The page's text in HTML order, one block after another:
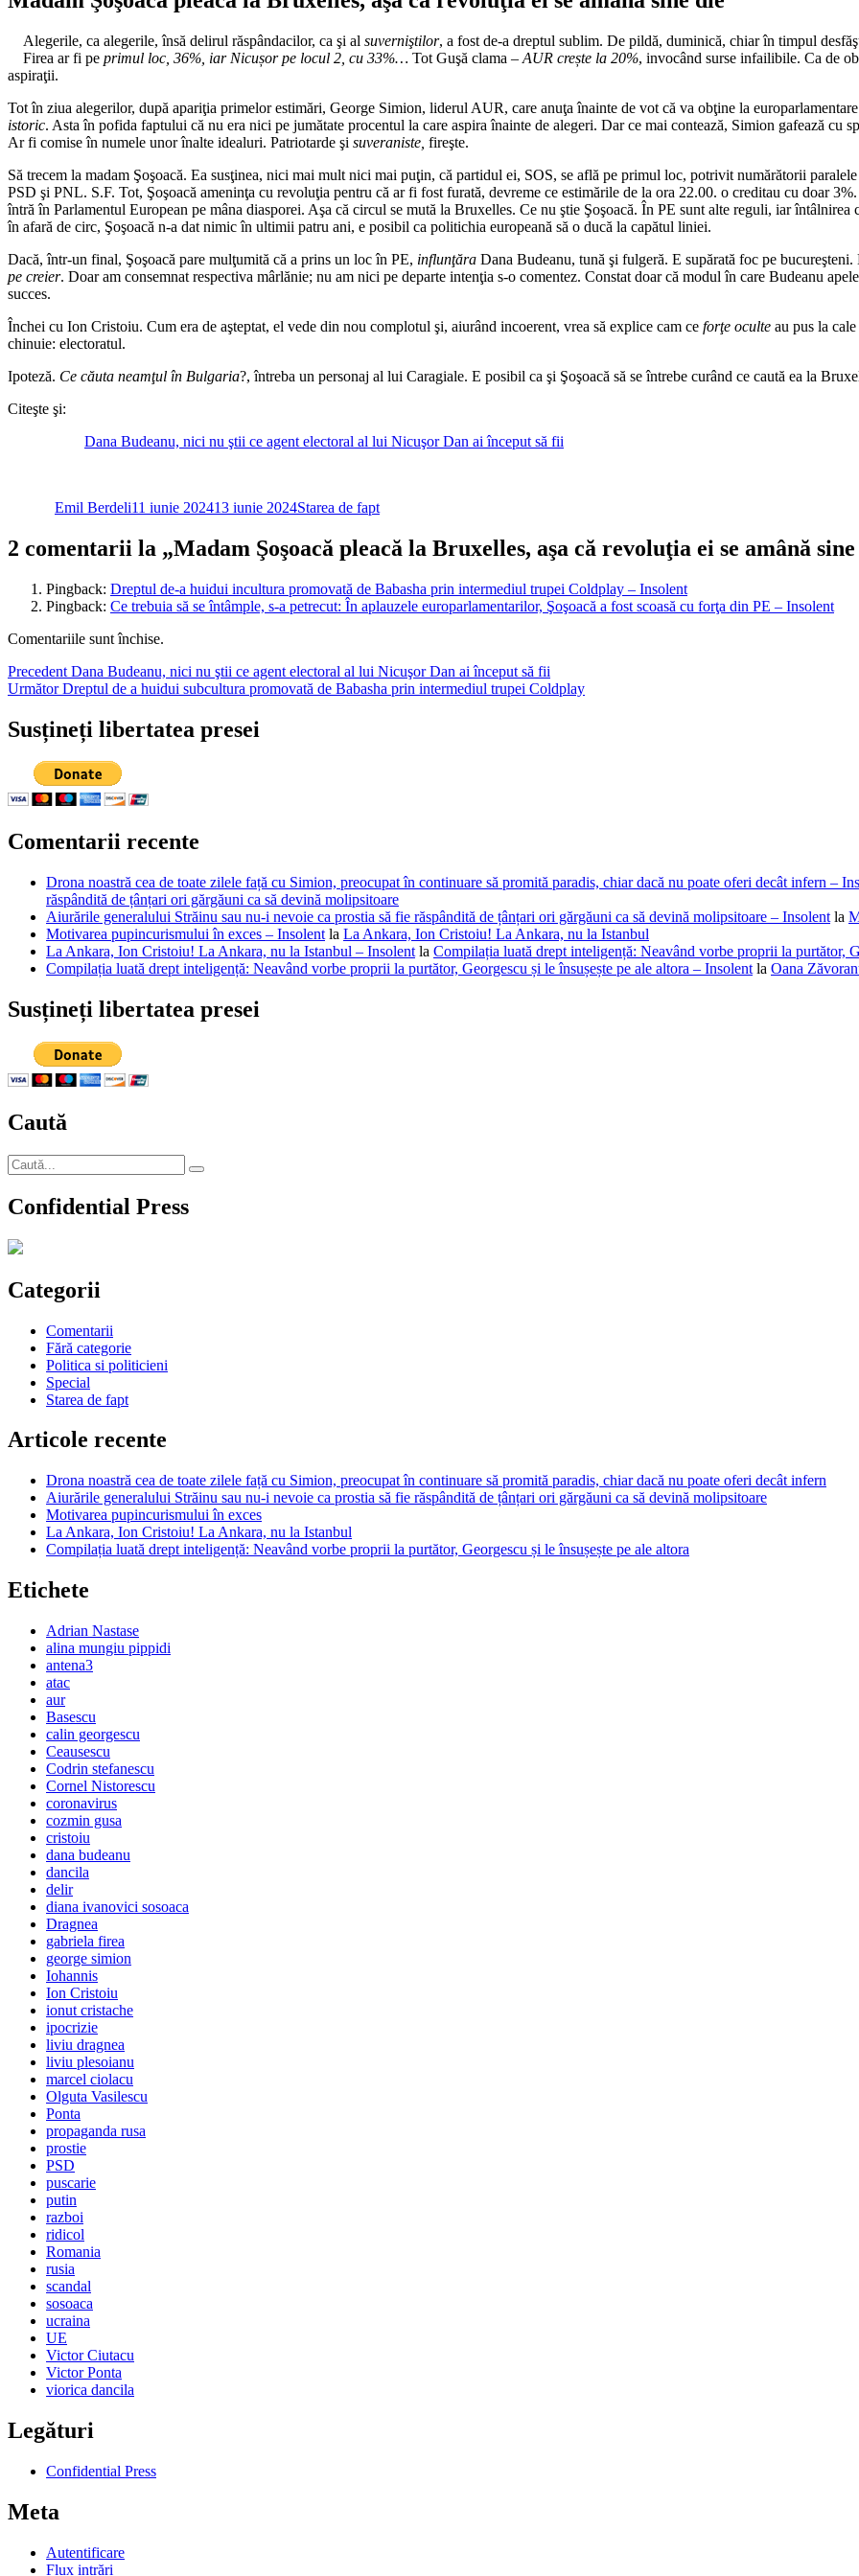
Alegerile, ca alegerile, însă delirul răspândacilor, ca şi al suverniştilor, a fost de-a dreptul sublim. De pildă, duminică, chiar în timpul
Firea ar fi pe primul loc, 36%, iar Nicușor pe locul 2, cu 33%… Tot Guşă clama – AUR crește la 20%, invocând surse infailibile. Ca de
aspiraţii.
Tot în ziua alegerilor, după apariţia primelor estimări, George Simion, liderul AUR, care anuţa înainte de vot că va obţine la
istoric. Asta în pofida faptului că nu era nici pe jumătate procentul la care aspira înainte de alegeri. Dar ce mai contează, Simion gafează cu
Ar fi comise în numele unor înalte idealuri. Patriotarde şi suveraniste, fireşte.
Să trecem la madam Şoşoacă. Ea susţinea, nici mai mult nici mai puţin, că partidul ei, SOS, se află pe primul loc, potrivit numărătorii
PSD şi PNL. S.F. Tot, Şoşoacă ameninţa cu revoluţia pentru că ar fi fost furată, devreme ce estimările de la ora 22.00. o creditau cu doar
întră în Parlamentul European pe mâna diasporei. Aşa că circul se mută la Bruxelles. Ce nu ştie Şoşoacă. În PE sunt alte reguli, iar
în afară de circ, Şoşoacă n-a dat nimic în ultimii patru ani, e posibil ca politichia europeană să o ducă la capătul liniei.
Dacă, într-un final, Şoşoacă pare mulţumită că a prins un loc în PE, influnţăra Dana Budeanu, tună şi fulgeră. E supărată foc pe
pe creier. Doar am consemnat respectiva mârlănie; nu am nici pe departe intenţia s-o comentez. Constat doar că modul în care Budeanu
succes.
Închei cu Ion Cristoiu. Cum era de aşteptat, el vede din nou complotul şi, aiurând incoerent, vrea să explice cam ce forţe oculte au pus la cale
chinuie: electoratul.
Ipoteză. Ce căuta neamţul în Bulgaria?, întreba un personaj al lui Caragiale. E posibil ca şi Şoşoacă să se întrebe curând ce caută ea la
Citeşte şi:
Dana Budeanu, nici nu ştii ce agent electoral al lui Nicuşor Dan ai început să fii
Emil Berdeli11 iunie 202413 iunie 2024Starea de fapt
2 comentarii la „Madam Şoşoacă pleacă la Bruxelles, aşa că revoluţia ei se amână
Pingback: Dreptul de-a huidui incultura promovată de Babasha prin intermediul trupei Coldplay – Insolent
Pingback: Ce trebuia să se întâmple, s-a petrecut: În aplauzele europarlamentarilor, Şoşoacă a fost scoasă cu forţa din PE – Insolent
Comentariile sunt închise.
Navigare
în
articole
Precedent Articolul
anterior:
Dana Budeanu, nici nu ştii ce agent electoral al lui Nicuşor Dan ai început să fii
Următor Articolul
Dreptul de a huidui subcultura promovată de Babasha prin intermediul trupei Coldplay
Susțineți libertatea presei
Comentarii recente
Drona noastră cea de toate zilele față cu Simion, preocupat în continuare să promită paradis, chiar dacă nu poate oferi decât infern –
răspândită de țânțari ori gărgăuni ca să devină molipsitoare
Aiurările generalului Străinu sau nu-i nevoie ca prostia să fie răspândită de țânțari ori gărgăuni ca să devină molipsitoare – Insolent la
Motivarea pupincurismului în exces – Insolent la La Ankara, Ion Cristoiu! La Ankara, nu la Istanbul
La Ankara, Ion Cristoiu! La Ankara, nu la Istanbul – Insolent la Compilația luată drept inteligență: Neavând vorbe proprii la purtător,
Compilația luată drept inteligență: Neavând vorbe proprii la purtător, Georgescu și le însușește pe ale altora – Insolent la Oana
Susțineți libertatea presei
Caută
Caută
după:
Căutare
Confidential Press
Categorii
Comentarii
Fără categorie
Politica si politicieni
Special
Starea de fapt
Articole recente
Drona noastră cea de toate zilele față cu Simion, preocupat în continuare să promită paradis, chiar dacă nu poate oferi decât infern
Aiurările generalului Străinu sau nu-i nevoie ca prostia să fie răspândită de țânțari ori gărgăuni ca să devină molipsitoare
Motivarea pupincurismului în exces
La Ankara, Ion Cristoiu! La Ankara, nu la Istanbul
Compilația luată drept inteligență: Neavând vorbe proprii la purtător, Georgescu și le însușește pe ale altora
Etichete
Adrian Nastase
alina mungiu pippidi
antena3
atac
aur
Basescu
calin georgescu
Ceausescu
Codrin stefanescu
Cornel Nistorescu
coronavirus
cozmin gusa
cristoiu
dana budeanu
dancila
delir
diana ivanovici sosoaca
Dragnea
gabriela firea
george simion
Iohannis
Ion Cristoiu
ionut cristache
ipocrizie
liviu dragnea
liviu plesoianu
marcel ciolacu
Olguta Vasilescu
Ponta
propaganda rusa
prostie
PSD
puscarie
putin
razboi
ridicol
Romania
rusia
scandal
sosoaca
ucraina
UE
Victor Ciutacu
Victor Ponta
viorica dancila
Legături
Confidential Press
Meta
Autentificare
Flux intrări